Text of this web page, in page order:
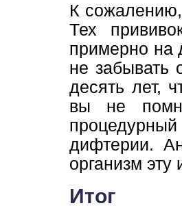
К
Тех
примерно на
не забывать
десять лет,
вы не
дифтерии.
организм
Итог